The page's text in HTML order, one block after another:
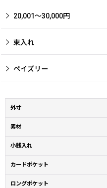
20,001〜30,000円
束入れ
ペイズリー
外寸
素材
小銭入れ
カードポケット
ロングポケット